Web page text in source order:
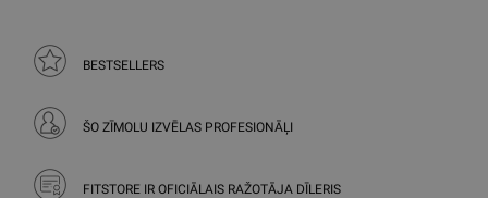
BESTSELLERS
ŠO ZĪMOLU IZVĒLAS PROFESIONĀĻI
FITSTORE IR OFICIĀLAIS RAŽOTĀJA DĪLERIS